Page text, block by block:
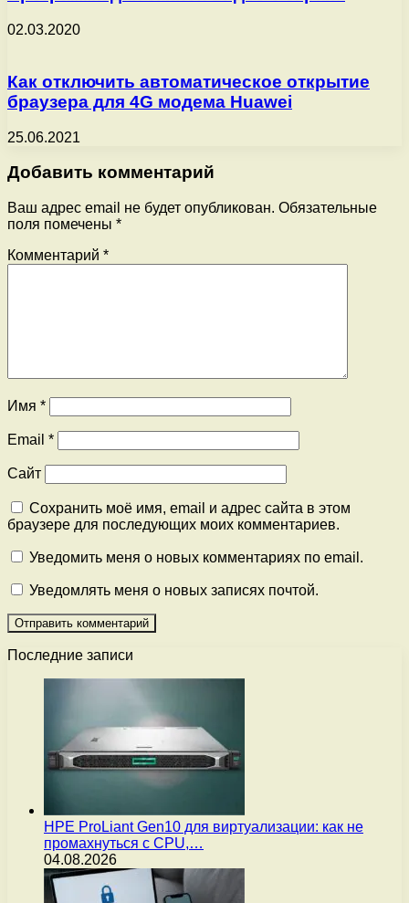
02.03.2020
Как отключить автоматическое открытие
браузера для 4G модема Huawei
25.06.2021
Добавить комментарий
Ваш адрес email не будет опубликован. Обязательные
поля помечены *
Комментарий *
Имя *
Email *
Сайт
Сохранить моё имя, email и адрес сайта в этом
браузере для последующих моих комментариев.
Уведомить меня о новых комментариях по email.
Уведомлять меня о новых записях почтой.
Последние записи
HPE ProLiant Gen10 для виртуализации: как не
промахнуться с CPU,…
04.08.2026